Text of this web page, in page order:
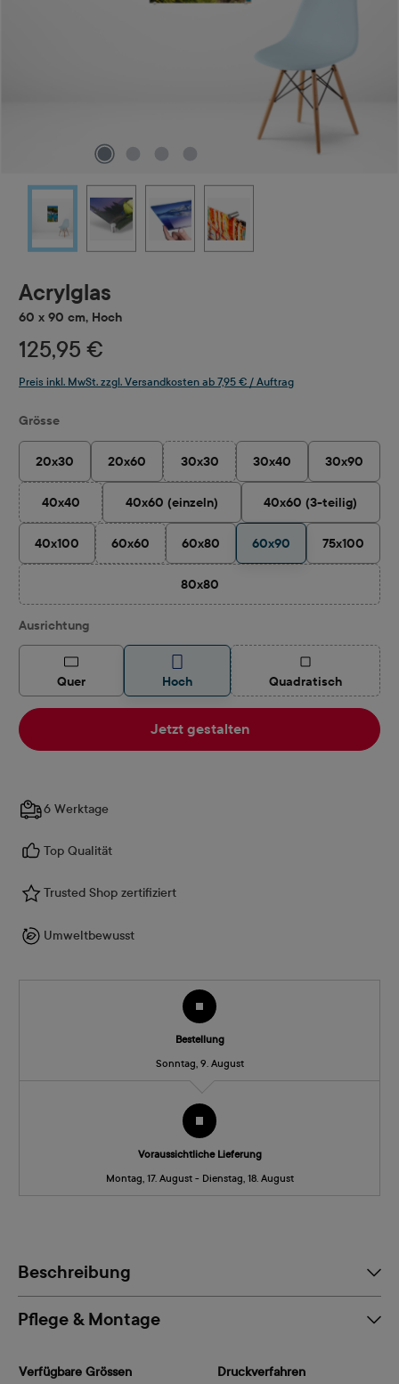
Acrylglas
60 x 90 cm, Hoch
125,95 €
Preis inkl. MwSt. zzgl. Versandkosten ab 7,95 € / Auftrag
Grösseauswählen
20x30 20x60 30x30
(Diese Option ist zurzeit nicht
30x40 30x90
40x40
(Diese Option ist zurzeit nicht verfügbar.)
40x60 (einzeln) 40x60 (3-teilig)
40x100 60x60
(Diese Option ist zurzeit nicht verfügbar.)
60x80 60x90 75x100
80x80
(Diese Option ist zurzeit nicht
Ausrichtungauswählen
Quer Hoch Quadratisch(Diese Option ist
Jetzt gestalten
6 Werktage
Top Qualität
Trusted Shop zertifiziert
Umweltbewusst
Bestellung
Sonntag, 9. August
Voraussichtliche Lieferung
Montag, 17. August - Dienstag, 18. August
Beschreibung
Pflege & Montage
Verfügbare Grössen
Druckverfahren